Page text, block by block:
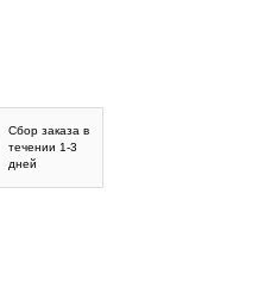
Сбор заказа в
течении 1-3
дней